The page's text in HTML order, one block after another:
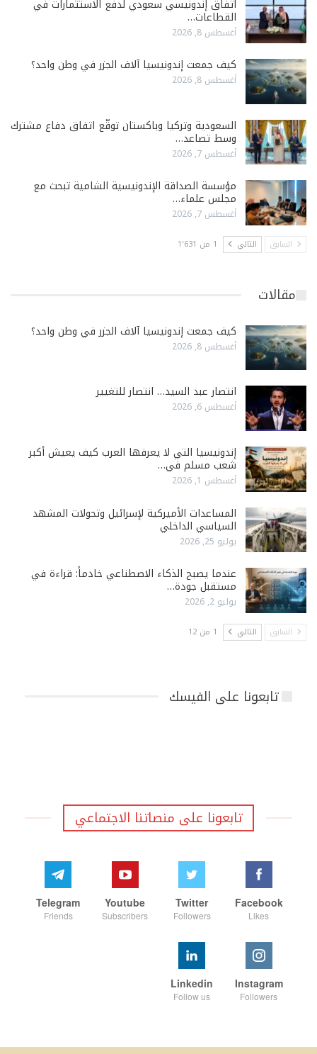
اتفاق إندونيسي سعودي لدفع الاستثمارات في
القطاعات…
أغسطس 8, 2026
كيف جمعت إندونيسيا آلاف الجزر في وطن واحد؟
أغسطس 8, 2026
السعودية وتركيا وباكستان توقّع اتفاق دفاع مشترك
وسط تصاعد…
أغسطس 7, 2026
مؤسسة الصداقة الإندونيسية الشامية تبحث مع
مجلس علماء…
أغسطس 7, 2026
السابق التالي 1 من 1٬631
مقالات
كيف جمعت إندونيسيا آلاف الجزر في وطن واحد؟
أغسطس 8, 2026
انتصار عبد السيد… انتصار للتغيير
أغسطس 6, 2026
إندونيسيا التي لا يعرفها العرب كيف يعيش أكبر
شعب مسلم في…
أغسطس 1, 2026
المساعدات الأميركية لإسرائيل وتحولات المشهد
السياسي الداخلي
يوليو 25, 2026
عندما يصبح الذكاء الاصطناعي خادماً: قراءة في
مستقبل جودة…
يوليو 2, 2026
السابق التالي 1 من 12
تابعونا على الفيسك
تابعونا على منصاتنا الاجتماعي
Facebook
Likes
Twitter
Followers
Youtube
Subscribers
Telegram
Friends
Instagram
Followers
Linkedin
Follow us